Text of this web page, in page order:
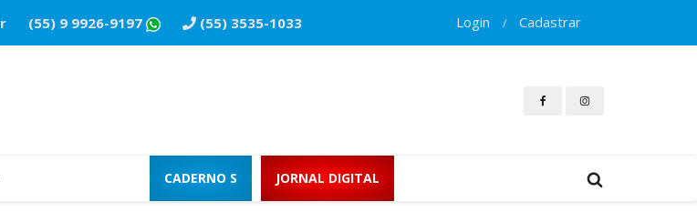
(55) 9 9926-9197 (55) 3535-1033 Login / Cadastrar
CADERNO S JORNAL DIGITAL